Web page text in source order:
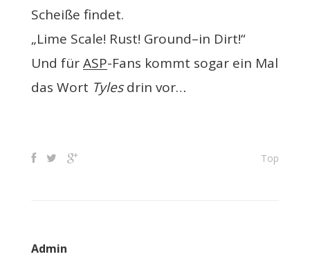
Scheiße findet.
„Lime Scale! Rust! Ground–in Dirt!“
Und fürASP-Fans kommt sogar ein Mal
das Wort Tylesdrin vor…
Top
Admin